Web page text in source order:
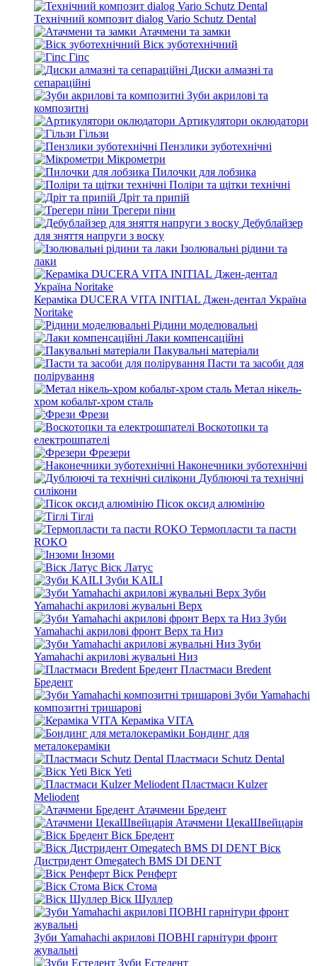
Технічний композит dialog Vario Schutz Dental
Атачмени та замки
Віск зуботехнічний
Гіпс
Диски алмазні та
сепараційні
Зуби акрилові та
композитні
Артикулятори оклюдатори
Гільзи
Пензлики зуботехнічні
Мікрометри
Пилочки для лобзика
Поліри та щітки технічні
Дріт та припій
Трегери піни
Дебублайзер
для зняття напруги з воску
Ізолювальні рідини та
лаки
Кераміка DUCERA VITA INITIAL Джен-дентал Україна
Noritake
Рідини моделювальні
Лаки компенсаційні
Пакувальні матеріали
Пасти та засоби для
полірування
Метал нікель-
хром кобальт-хром сталь
Фрези
Воскотопки та
електрошпателі
Фрезери
Наконечники зуботехнічні
Дублюючі та технічні
силікони
Пісок оксид алюмінію
Тіглі
Термопласти та пасти
ROKO
Інзоми
Віск Латус
Зуби KAILI
Зуби
Yamahachi акрилові жувальні Верх
Зуби
Yamahachi акрилові фронт Верх та Низ
Зуби
Yamahachi акрилові жувальні Низ
Пластмаси Bredent
Бредент
Зуби Yamahachi
композитні тришарові
Кераміка VITA
Бондинг для
металокераміки
Пластмаси Schutz Dental
Віск Yeti
Пластмаси Kulzer
Meliodent
Атачмени Бредент
Атачмени ЦекаШвейцарія
Віск Бредент
Віск
Дистридент Omegatech BMS DI DENT
Віск Ренферт
Віск Стома
Віск Шуллер
Зуби Yamahachi акрилові ПОВНІ гарнітури фронт
жувальні
Зуби Естедент